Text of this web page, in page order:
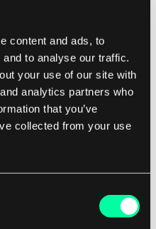
content and ads, to
to analyse our traffic.
your use of our site with
analytics partners who
that you’ve
collected from your use
ma maksymalną
w trakcie realizacji
liczbę zadań